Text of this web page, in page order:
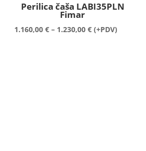
Perilica čaša LABI35PLN
Fimar
1.160,00 € – 1.230,00 €Raspon
(+PDV)